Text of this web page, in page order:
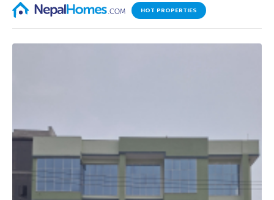
HOT PROPERTIES